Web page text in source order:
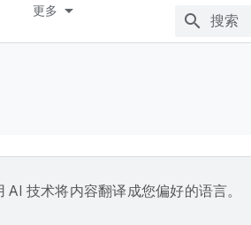
更多
技术将内容翻译成您偏好的语言。